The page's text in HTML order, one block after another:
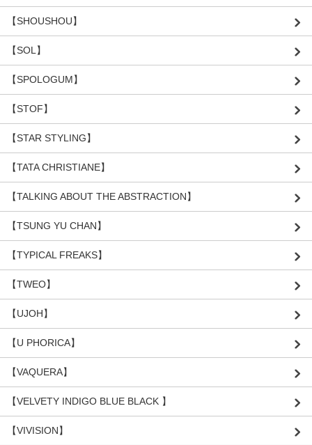
【SHOUSHOU】
【SOL】
【SPOLOGUM】
【STOF】
【STAR STYLING】
【TATA CHRISTIANE】
【TALKING ABOUT THE ABSTRACTION】
【TSUNG YU CHAN】
【TYPICAL FREAKS】
【TWEO】
【UJOH】
【U PHORICA】
【VAQUERA】
【VELVETY INDIGO BLUE BLACK 】
【VIVISION】